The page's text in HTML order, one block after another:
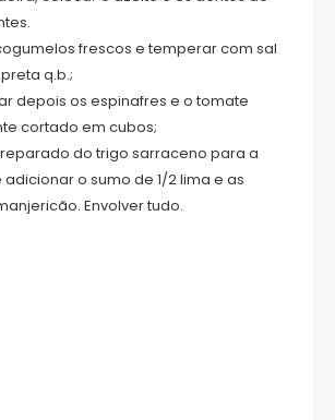
frescos e temperar com sal
q.b.;
depois os espinafres e o tomate
cortado em cubos;
do trigo sarraceno para a
o sumo de 1/2 lima e as
Envolver tudo.